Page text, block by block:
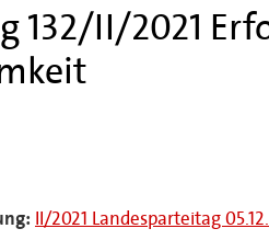
132/II/2021
II/2021 Landesparteitag